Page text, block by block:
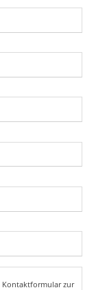
Kontaktformular zur